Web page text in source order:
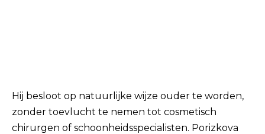
Hij besloot op natuurlijke wijze ouder te worden,
zonder toevlucht te nemen tot cosmetisch
chirurgen of schoonheidsspecialisten. Porizkova